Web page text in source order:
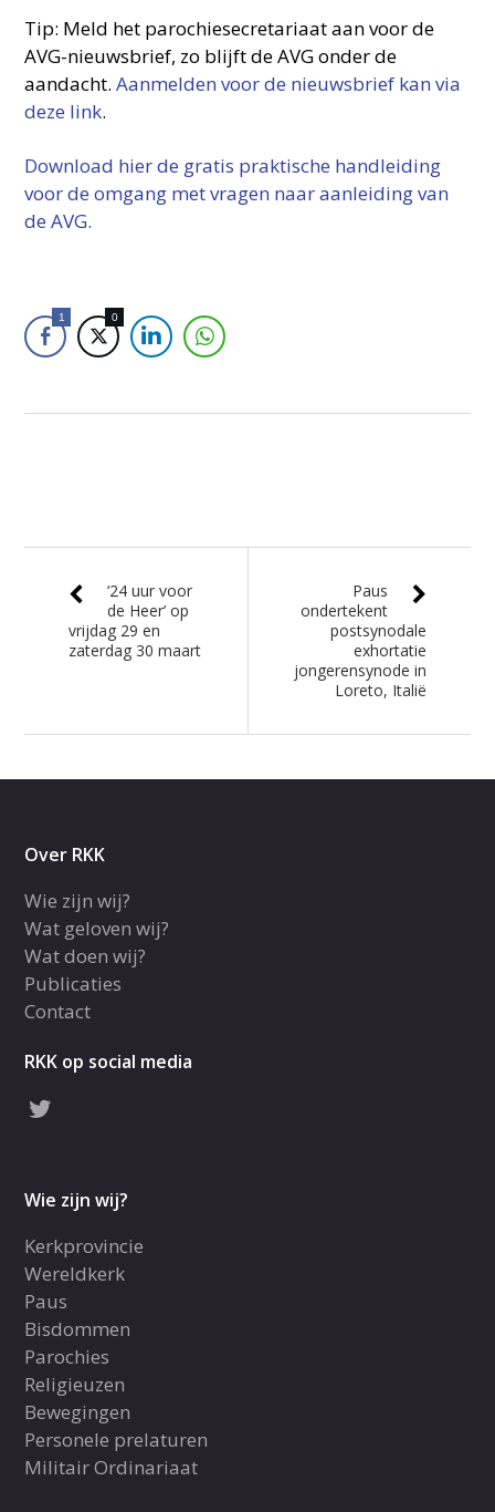
Tip: Meld het parochiesecretariaat aan voor de
AVG-nieuwsbrief, zo blijft de AVG onder de
aandacht.Aanmelden voor de nieuwsbrief kan via
deze link.
Download hier de gratis praktische handleiding
voor de omgang met vragen naar aanleiding van
de AVG.
1 0
‘24 uur voor
de Heer’ op
vrijdag 29 en
zaterdag 30 maart
Paus
ondertekent
postsynodale
exhortatie
jongerensynode in
Loreto, Italië
Over RKK
Wie zijn wij?
Wat geloven wij?
Wat doen wij?
Publicaties
Contact
RKK op social media
Wie zijn wij?
Kerkprovincie
Wereldkerk
Paus
Bisdommen
Parochies
Religieuzen
Bewegingen
Personele prelaturen
Militair Ordinariaat